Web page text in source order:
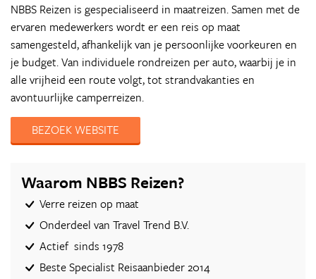
NBBS Reizen is gespecialiseerd in maatreizen. Samen met de
ervaren medewerkers wordt er een reis op maat
samengesteld, afhankelijk van je persoonlijke voorkeuren en
je budget. Van individuele rondreizen per auto, waarbij je in
alle vrijheid een route volgt, tot strandvakanties en
avontuurlijke camperreizen.
BEZOEK WEBSITE
Waarom NBBS Reizen?
Verre reizen op maat
Onderdeel van Travel Trend B.V.
Actief sinds 1978
Beste Specialist Reisaanbieder 2014